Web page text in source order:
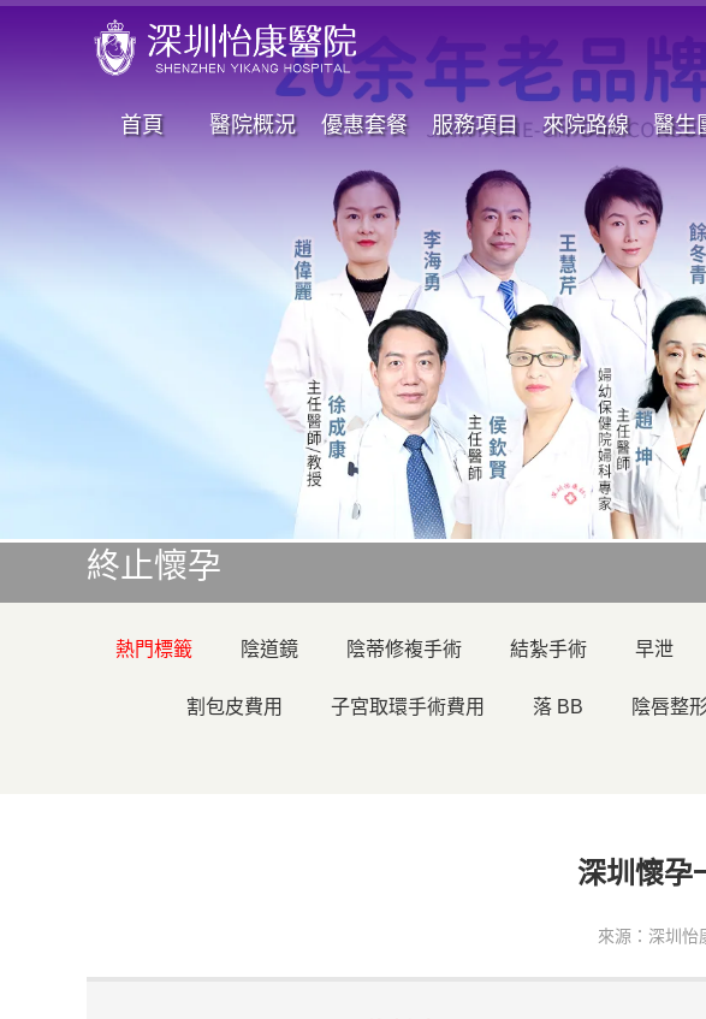
首頁 醫院概況 優惠套餐 服務項目 來院路線 醫生
終止懷孕
熱門標籤 陰道鏡 陰蒂修複手術 結紮手術 早泄
割包皮費用 子宮取環手術費用 落 BB 陰唇整
深圳懷孕
來源：深圳怡